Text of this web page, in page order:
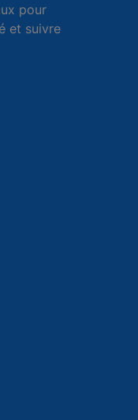
pour
et suivre